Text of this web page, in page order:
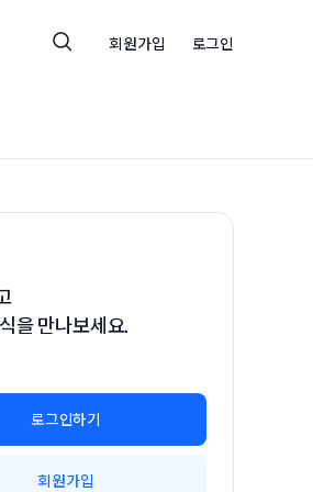
회원가입 로그인
을 만나보세요.
로그인하기
회원가입